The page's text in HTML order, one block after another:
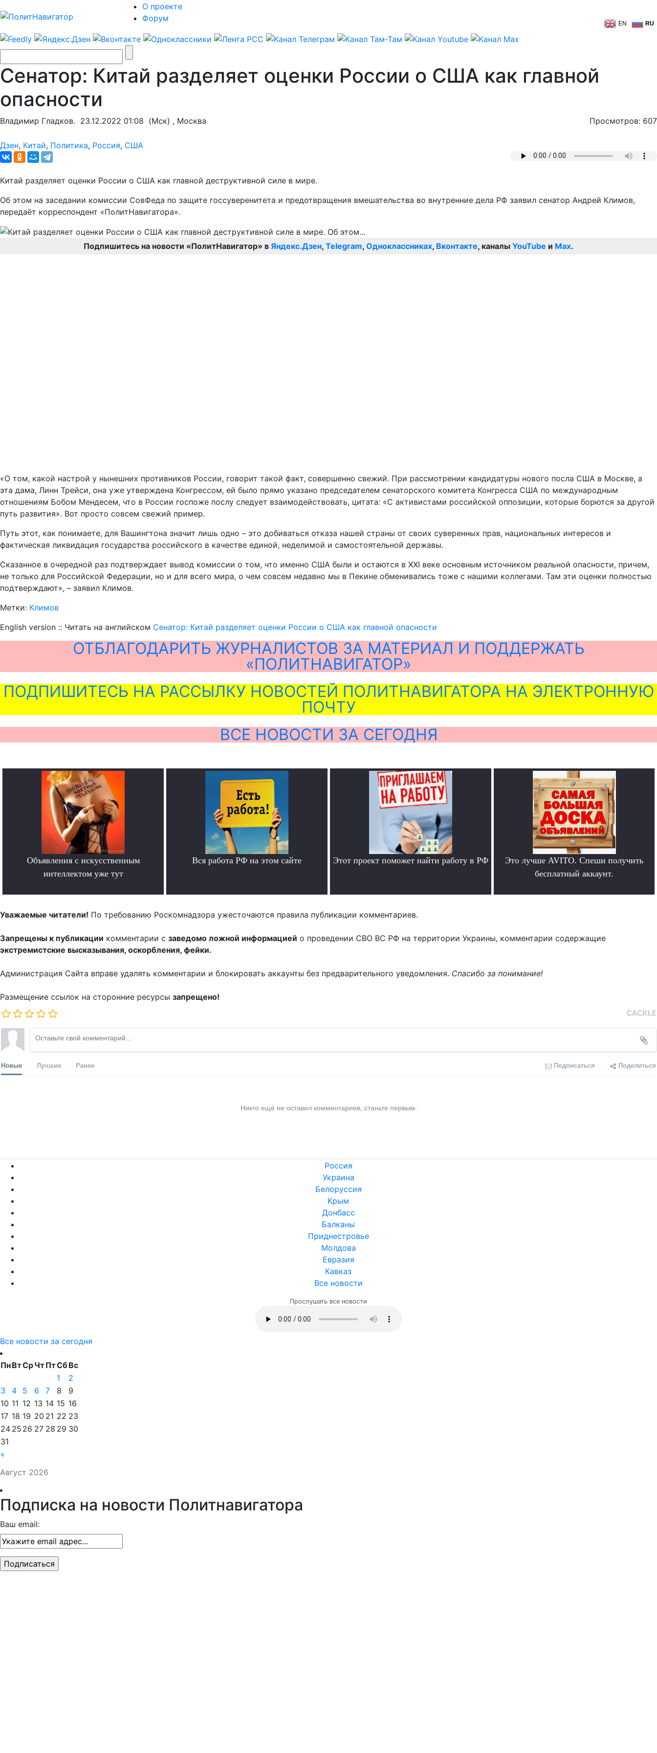
О проекте
Форум
EN RU
Сенатор: Китай разделяет оценки России о США как главной
опасности
Владимир Гладков. 23.12.2022 01:08 (Мск) , Москва Просмотров: 607
Дзен, Китай, Политика, Россия, США
Китай разделяет оценки России о США как главной деструктивной силе в мире.
Об этом на заседании комиссии СовФеда по защите госсуверенитета и предотвращения вмешательства во внутренние дела РФ заявил сенатор Андрей Климов,
передаёт корреспондент «ПолитНавигатора».
Подпишитесь на новости «ПолитНавигатор» в Яндекс.Дзен, Telegram, Одноклассниках, Вконтакте, каналы YouTube и Max.
«О том, какой настрой у нынешних противников России, говорит такой факт, совершенно свежий. При рассмотрении кандидатуры нового посла США в Москве, а
эта дама, Линн Трейси, она уже утверждена Конгрессом, ей было прямо указано председателем сенаторского комитета Конгресса США по международным
отношениям Бобом Мендесем, что в России госпоже послу следует взаимодействовать, цитата: «С активистами российской оппозиции, которые борются за другой
путь развития». Вот просто совсем свежий пример.
Путь этот, как понимаете, для Вашингтона значит лишь одно – это добиваться отказа нашей страны от своих суверенных прав, национальных интересов и
фактическая ликвидация государства российского в качестве единой, неделимой и самостоятельной державы.
Сказанное в очередной раз подтверждает вывод комиссии о том, что именно США были и остаются в XXI веке основным источником реальной опасности, причем,
не только для Российской Федерации, но и для всего мира, о чем совсем недавно мы в Пекине обменивались тоже с нашими коллегами. Там эти оценки полностью
подтверждают», – заявил Климов.
Метки: Климов
English version :: Читать на английском Сенатор: Китай разделяет оценки России о США как главной опасности
ОТБЛАГОДАРИТЬ ЖУРНАЛИСТОВ ЗА МАТЕРИАЛ И ПОДДЕРЖАТЬ
«ПОЛИТНАВИГАТОР»
ПОДПИШИТЕСЬ НА РАССЫЛКУ НОВОСТЕЙ ПОЛИТНАВИГАТОРА НА ЭЛЕКТРОННУЮ
ПОЧТУ
ВСЕ НОВОСТИ ЗА СЕГОДНЯ
Объявления с искусственным
интеллектом уже тут
Вся работа РФ на этом сайте Этот проект поможет найти работу в РФ
Это лучше AVITO. Спеши получить
бесплатный аккаунт.
Уважаемые читатели! По требованию Роскомнадзора ужесточаются правила публикации комментариев.
Запрещены к публикации комментарии с заведомо ложной информацией о проведении СВО ВС РФ на территории Украины, комментарии содержащие
экстремистские высказывания, оскорбления, фейки.
Администрация Сайта вправе удалять комментарии и блокировать аккаунты без предварительного уведомления. Спасибо за понимание!
Размещение ссылок на сторонние ресурсы запрещено!
Новые Лучшие Ранее Подписаться Поделиться
Никто ещё не оставил комментариев, станьте первым.
Россия
Украина
Белоруссия
Крым
Донбасс
Балканы
Приднестровье
Молдова
Евразия
Кавказ
Все новости
Прослушать все новости
Все новости за сегодня
Август 2026
ПнВтСрЧтПтСбВс
«
1
2
3
4 5 6 7 8
9
10 11 12 13 14 15 16
17 18 19 20 21 22 23
24 25 26 27 28 29 30
31
Подписка на новости Политнавигатора
Ваш email: